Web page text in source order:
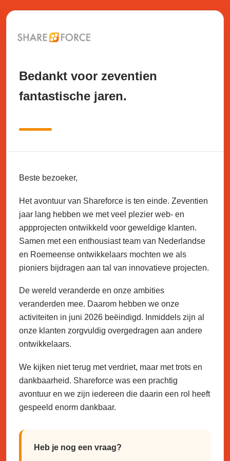
Bedankt voor zeventien
fantastische jaren.
Beste bezoeker,
Het avontuur van Shareforce is ten einde. Zeventien
jaar lang hebben we met veel plezier web- en
appprojecten ontwikkeld voor geweldige klanten.
Samen met een enthousiast team van Nederlandse
en Roemeense ontwikkelaars mochten we als
pioniers bijdragen aan tal van innovatieve projecten.
De wereld veranderde en onze ambities
veranderden mee. Daarom hebben we onze
activiteiten in juni 2026 beëindigd. Inmiddels zijn al
onze klanten zorgvuldig overgedragen aan andere
ontwikkelaars.
We kijken niet terug met verdriet, maar met trots en
dankbaarheid. Shareforce was een prachtig
avontuur en we zijn iedereen die daarin een rol heeft
gespeeld enorm dankbaar.
Heb je nog een vraag?